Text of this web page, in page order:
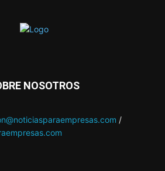
NOSOTROS
/